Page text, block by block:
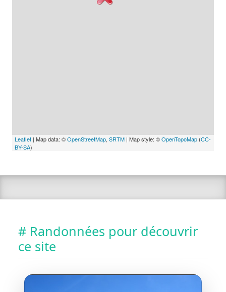
Leaflet | Map data: ©OpenStreetMap, SRTM | Map style: ©OpenTopoMap (CC-
BY-SA)
# Randonnées pour découvrir
ce site